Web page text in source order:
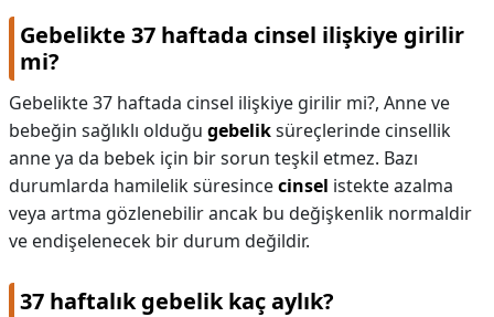
Gebelikte 37 haftada cinsel ilişkiye girilir
mi?
Gebelikte 37 haftada cinsel ilişkiye girilir mi?, Anne ve
bebeğin sağlıklı olduğu gebeliksüreçlerinde cinsellik
anne ya da bebek için bir sorun teşkil etmez. Bazı
durumlarda hamilelik süresincecinsel istekte azalma
veya artma gözlenebilir ancak bu değişkenlik normaldir
ve endişelenecek bir durum değildir.
37 haftalık gebelik kaç aylık?